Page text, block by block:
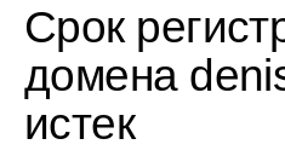
Срок
домена
истек